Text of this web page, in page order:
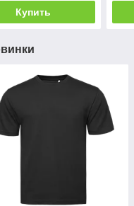
Купить